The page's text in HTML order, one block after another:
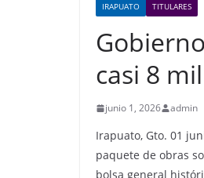
IRAPUATO TITULARES
casi 8
junio 1, 2026 admin
Irapuato, Gto. 01
paquete de obras
bolsa general